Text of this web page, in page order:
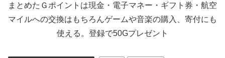
まとめたＧポイントは現金・電子マネー・ギフト券・航空
マイルへの交換はもちろんゲームや音楽の購入、寄付にも
使える。登録で50Gプレゼント